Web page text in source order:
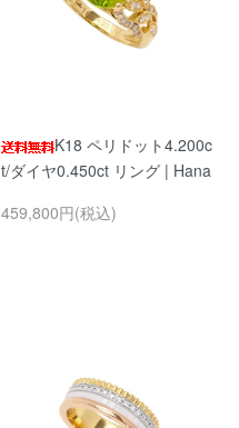
K18 ペリドット4.200c
t/ダイヤ0.450ct リング | Hana
459,800円(税込)